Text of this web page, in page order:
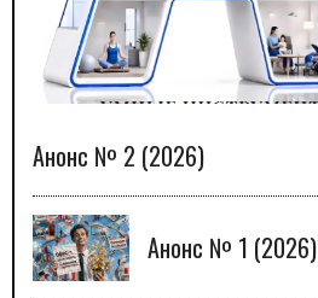
Анонс № 2 (2026)
Анонс № 1 (2026)